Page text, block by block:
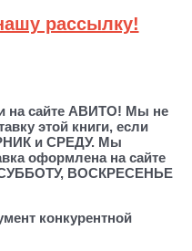
рассылку!
на сайте АВИТО! Мы не
этой книги, если
и СРЕДУ. Мы
оформлена на сайте
ВОСКРЕСЕНЬЕ
конкурентной